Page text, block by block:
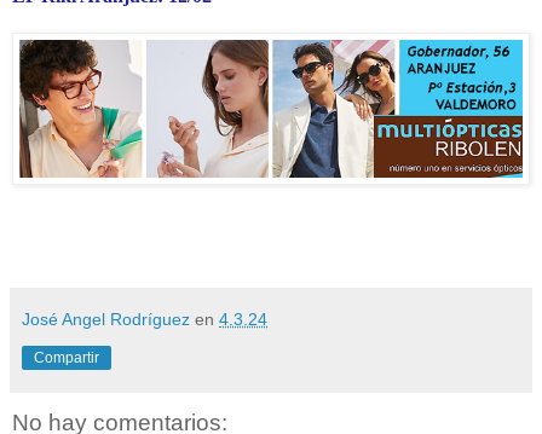
José Angel Rodríguez en 4.3.24
Compartir
No hay comentarios: